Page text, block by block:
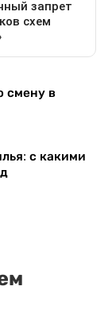
смену в
с какими